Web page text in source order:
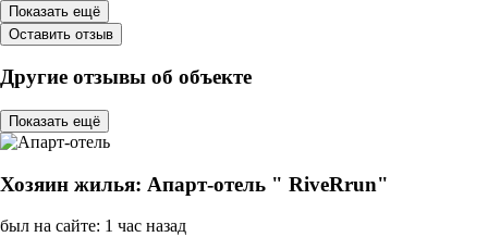
Показать ещё
Оставить отзыв
Другие отзывы об объекте
Показать ещё
Хозяин жилья: Апарт-отель " RiveRrun"
был на сайте: 1 час назад